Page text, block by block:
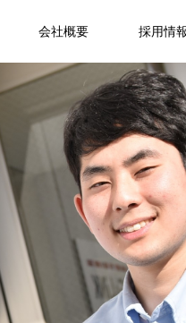
会社概要 採用情